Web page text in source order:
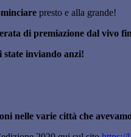
presto e alla grande!
di premiazione dal vivo
state inviando anzi!
nelle varie città che